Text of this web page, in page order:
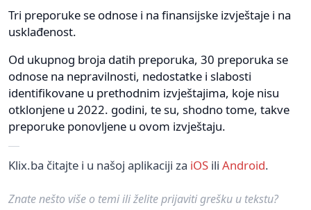
Tri preporuke se odnose i na finansijske izvještaje i na
usklađenost.
Od ukupnog broja datih preporuka, 30 preporuka se
odnose na nepravilnosti, nedostatke i slabosti
identifikovane u prethodnim izvještajima, koje nisu
otklonjene u 2022. godini, te su, shodno tome, takve
preporuke ponovljene u ovom izvještaju.
Klix.ba čitajte i u našoj aplikaciji za iOS ili Android.
Znate nešto više o temi ili želite prijaviti grešku u tekstu?